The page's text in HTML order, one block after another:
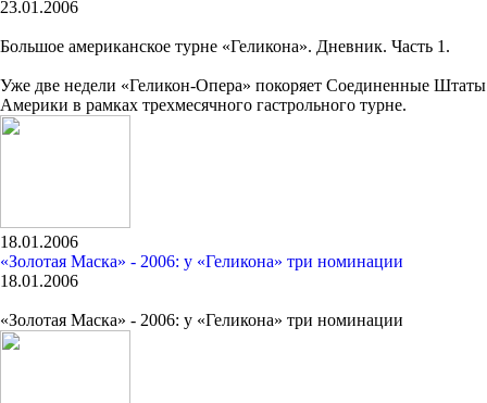
23.01.2006
Большое американское турне «Геликона». Дневник. Часть 1.
Уже две недели «Геликон-Опера» покоряет Соединенные Штаты
Америки в рамках трехмесячного гастрольного турне.
18.01.2006
«Золотая Маска» - 2006: у «Геликона» три номинации
18.01.2006
«Золотая Маска» - 2006: у «Геликона» три номинации